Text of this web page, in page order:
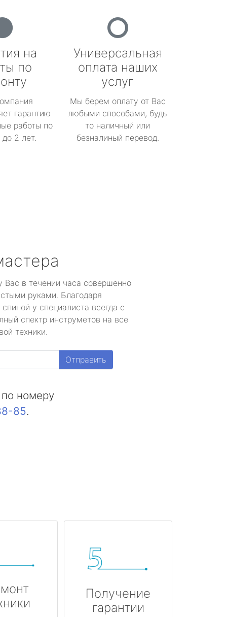
на
по
гарантию
работы по
2 лет.
Универсальная
оплата наших
услуг
Мы берем оплату от Вас
любыми способами, будь
то наличный или
безналиный перевод.
Вас в течении часа совершенно
руками. Благодаря
у специалиста всегда с
спектр инструметов на все
техники.
Отправить
номеру
85.
Получение
гарантии